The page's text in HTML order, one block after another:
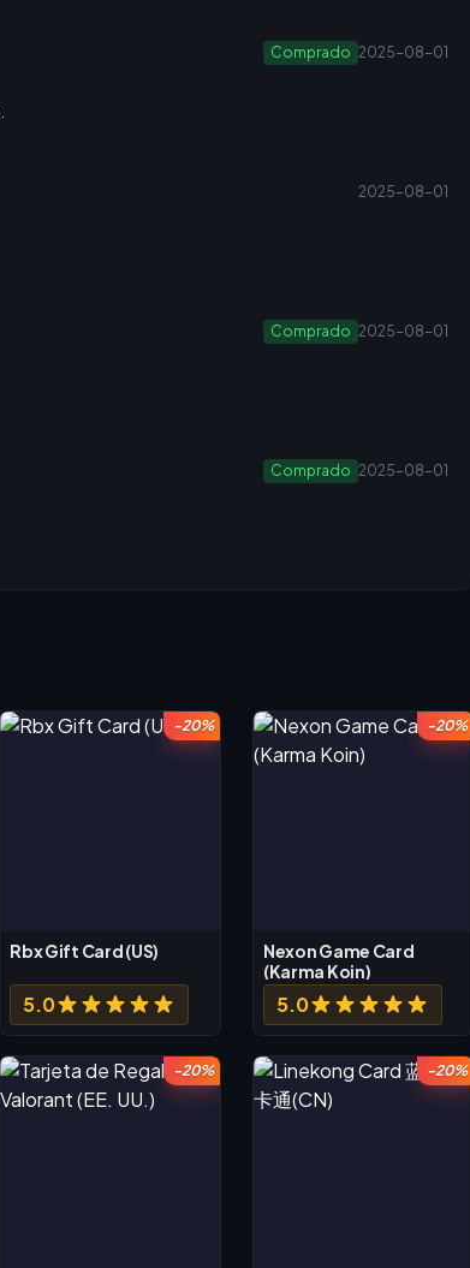
Comprado 2025-08-01
2025-08-01
Comprado 2025-08-01
Comprado 2025-08-01
-20%
Rbx Gift Card (US)
5.0
-20%
Nexon Game Card
(Karma Koin)
5.0
-20% -20%